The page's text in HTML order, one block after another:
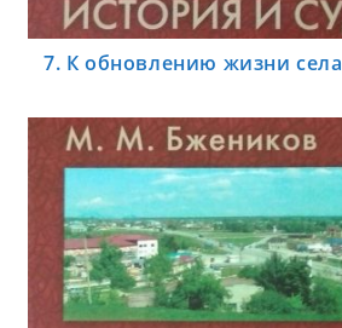
7. К обновлению жизни села